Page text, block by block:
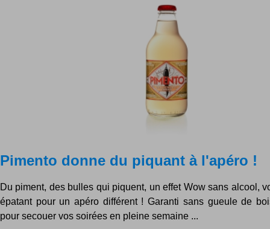
Pimento donne du piquant à l'apéro !
Du piment, des bulles qui piquent, un effet Wow sans alcool,
épatant pour un apéro différent ! Garanti sans gueule de
pour secouer vos soirées en pleine semaine ...